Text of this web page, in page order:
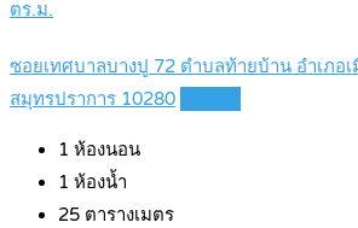
ตร.ม.
ซอยเทศบาลบางปู 72 ตำบลท้ายบ้าน อำเภอ
สมุทรปราการ 10280
1 ห้องนอน
1 ห้องน้ำ
25 ตารางเมตร